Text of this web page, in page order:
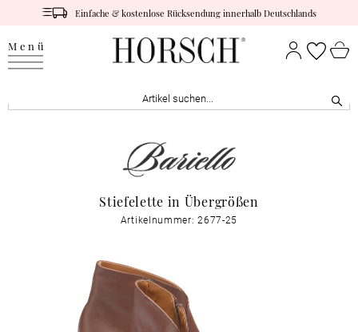
Einfache & kostenlose Rücksendung innerhalb Deutschlands
Menü
Stiefelette in Übergrößen
Artikelnummer: 2677-25